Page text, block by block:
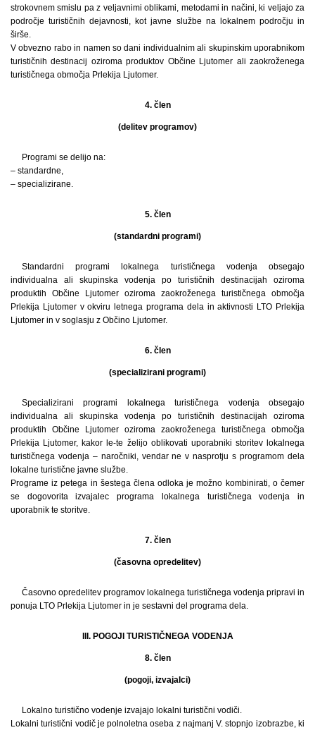
strokovnem smislu pa z veljavnimi oblikami, metodami in načini, ki veljajo za
področje turističnih dejavnosti, kot javne službe na lokalnem področju in
širše.
V obvezno rabo in namen so dani individualnim ali skupinskim uporabnikom
turističnih destinacij oziroma produktov Občine Ljutomer ali zaokroženega
turističnega območja Prlekija Ljutomer.
4. člen
(delitev programov)
Programi se delijo na:
– standardne,
– specializirane.
5. člen
(standardni programi)
Standardni programi lokalnega turističnega vodenja obsegajo
individualna ali skupinska vodenja po turističnih destinacijah oziroma
produktih Občine Ljutomer oziroma zaokroženega turističnega območja
Prlekija Ljutomer v okviru letnega programa dela in aktivnosti LTO Prlekija
Ljutomer in v soglasju z Občino Ljutomer.
6. člen
(specializirani programi)
Specializirani programi lokalnega turističnega vodenja obsegajo
individualna ali skupinska vodenja po turističnih destinacijah oziroma
produktih Občine Ljutomer oziroma zaokroženega turističnega območja
Prlekija Ljutomer, kakor le-te želijo oblikovati uporabniki storitev lokalnega
turističnega vodenja – naročniki, vendar ne v nasprotju s programom dela
lokalne turistične javne službe.
Programe iz petega in šestega člena odloka je možno kombinirati, o čemer
se dogovorita izvajalec programa lokalnega turističnega vodenja in
uporabnik te storitve.
7. člen
(časovna opredelitev)
Časovno opredelitev programov lokalnega turističnega vodenja pripravi in
ponuja LTO Prlekija Ljutomer in je sestavni del programa dela.
III. POGOJI TURISTIČNEGA VODENJA
8. člen
(pogoji, izvajalci)
Lokalno turistično vodenje izvajajo lokalni turistični vodiči.
Lokalni turistični vodič je polnoletna oseba z najmanj V. stopnjo izobrazbe, ki